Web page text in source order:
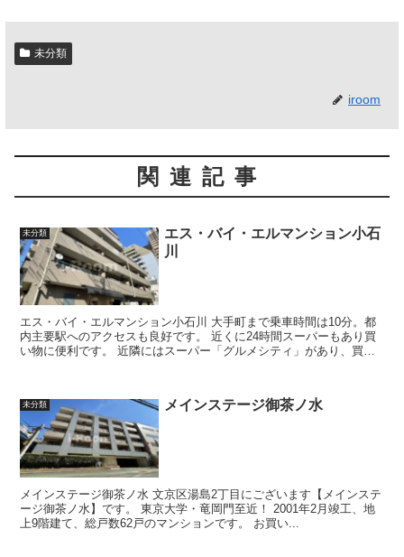
未分類
iroom
関連記事
未分類
エス・バイ・エルマンション小石
川
エス・バイ・エルマンション小石川 大手町まで乗車時間は10分。都
内主要駅へのアクセスも良好です。 近くに24時間スーパーもあり買
い物に便利です。 近隣にはスーパー「グルメシティ」があり、買い
未分類 メインステージ御茶ノ水
メインステージ御茶ノ水 文京区湯島2丁目にございます【メインステ
ージ御茶ノ水】です。 東京大学・竜岡門至近！ 2001年2月竣工、地
上9階建て、総戸数62戸のマンションです。 お買い...